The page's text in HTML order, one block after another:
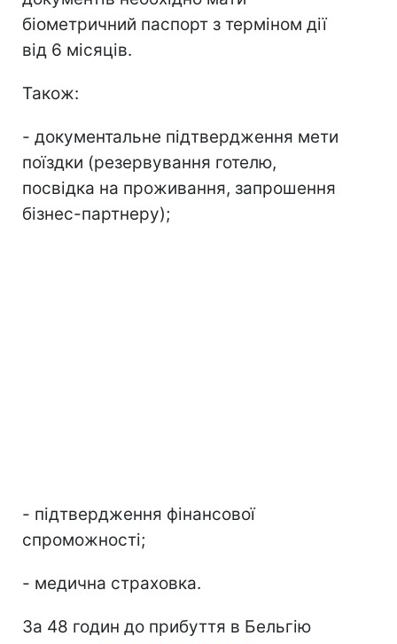
біометричний паспорт з терміном дії
від 6 місяців.
Також:
- документальне підтвердження мети
поїздки (резервування готелю,
посвідка на проживання, запрошення
бізнес-партнеру);
- підтвердження фінансової
спроможності;
- медична страховка.
За 48 годин до прибуття в Бельгію